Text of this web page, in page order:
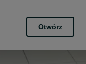
Otwórz